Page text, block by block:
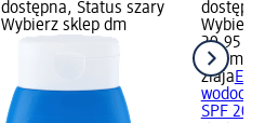
dostępna, Status szary
Wybierz sklep dm
Wybierz
29,95 zł
150 ml
ziaja
SPF 20,